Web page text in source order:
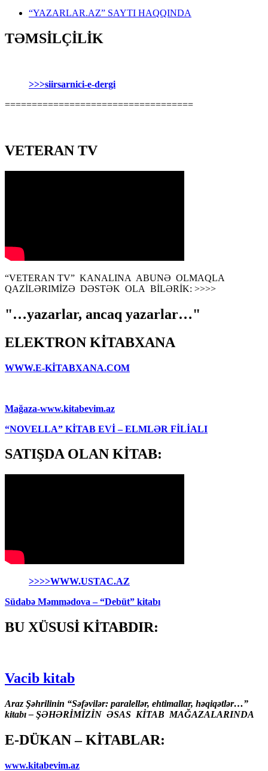
“YAZARLAR.AZ” SAYTI HAQQINDA
TƏMSİLÇİLİK
>>>siirsarnici-e-dergi
===================================
VETERAN TV
“VETERAN TV” KANALINA ABUNƏ OLMAQLA
QAZİLƏRIMİZƏ DƏSTƏK OLA BİLƏRİK: >>>>
"…yazarlar, ancaq yazarlar…"
ELEKTRON KİTABXANA
WWW.E-KİTABXANA.COM
Mağaza-www.kitabevim.az
“NOVELLA” KİTAB EVİ – ELMLƏR FİLİALI
SATIŞDA OLAN KİTAB:
>>>>WWW.USTAC.AZ
Südabə Məmmədova – “Debüt” kitabı
BU XÜSUSİ KİTABDIR:
Vacib kitab
Araz Şəhrilinin “Səfəvilər: paralellər, ehtimallar, həqiqətlər…”
kitabı – ŞƏHƏRİMİZİN ƏSAS KİTAB MAĞAZALARINDA
E-DÜKAN – KİTABLAR:
www.kitabevim.az